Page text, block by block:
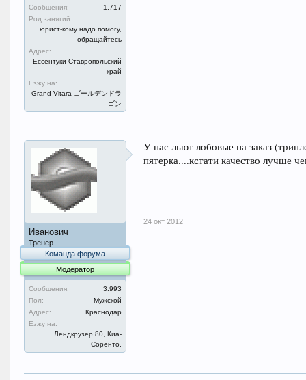
Сообщения:
1.717
Род занятий:
юрист-кому надо помогу,
обращайтесь
Адрес:
Ессентуки Ставропольский
край
Езжу на:
Grand Vitara ゴールデンドラ
ゴン
Иванович
Тренер
Команда форума
Модератор
Сообщения:
3.993
Пол:
Мужской
Адрес:
Краснодар
Езжу на:
Лендкрузер 80, Киа-
Соренто.
У нас льют лобовые на заказ
пятерка....кстати качество лучше
24 окт 2012